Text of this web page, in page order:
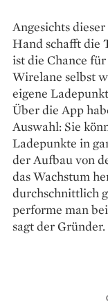
Angesichts
Hand schafft die
ist die Chance
Wirelane selbst
eigene
Über die App
Auswahl: Sie
Ladepunkte in
der Aufbau von
das Wachstum
durchschnittlich
performe man
sagt der Gründer.